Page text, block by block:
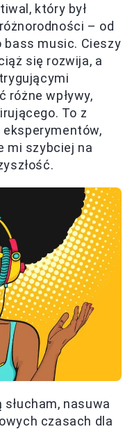
który był
– od
bass music. Cieszy
się rozwija, a
różne wpływy,
To z
mi szybciej na
nasuwa
czasach dla